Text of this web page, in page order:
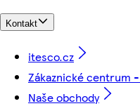
Kontakt
itesco.cz
Zákaznické centrum
Naše obchody